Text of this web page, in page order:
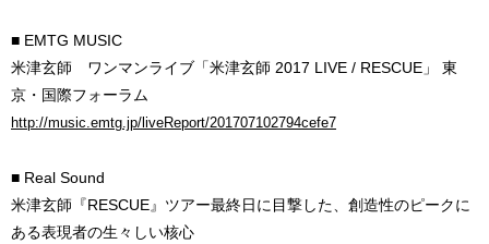
■ EMTG MUSIC
米津玄師 ワンマンライブ「米津玄師 2017 LIVE / RESCUE」 東
京・国際フォーラム
http://music.emtg.jp/liveReport/201707102794cefe7
■ Real Sound
米津玄師『RESCUE』ツアー最終日に目撃した、創造性のピークに
ある表現者の生々しい核心